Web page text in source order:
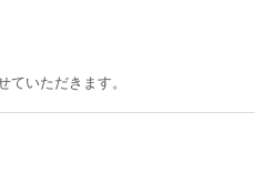
ていただきます。